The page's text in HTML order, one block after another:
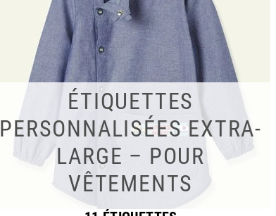
ÉTIQUETTES
PERSONNALISÉES EXTRA-
LARGE – POUR
VÊTEMENTS